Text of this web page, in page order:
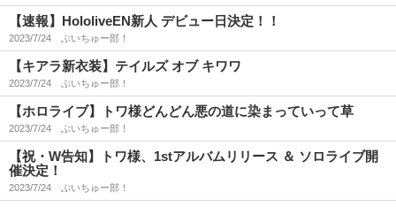
【速報】HololiveEN新人 デビュー日決定！！
2023/7/24 ぶいちゅー部！
【キアラ新衣装】テイルズ オブ キワワ
2023/7/24 ぶいちゅー部！
【ホロライブ】トワ様どんどん悪の道に染まっていって草
2023/7/24 ぶいちゅー部！
【祝・W告知】トワ様、1stアルバムリリース ＆ ソロライブ開
催決定！
2023/7/24 ぶいちゅー部！